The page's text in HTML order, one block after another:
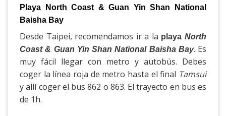
Playa North Coast & Guan Yin Shan National
Baisha Bay
Desde Taipei, recomendamos ir a la playaNorth
Coast & Guan Yin Shan National Baisha Bay. Es
muy fácil llegar con metro y autobús. Debes
coger la línea roja de metro hasta el final Tamsui
y allí coger el bus 862 o 863. El trayecto en bus es
de 1h.